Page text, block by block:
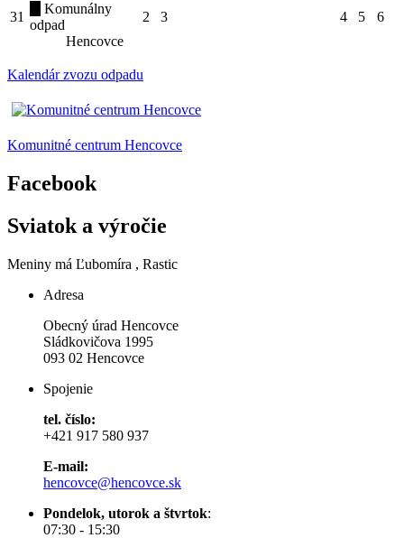
31
Komunálny
odpad
Hencovce
2 3 4 5 6
Kalendár zvozu odpadu
Komunitné centrum Hencovce
Facebook
Sviatok a výročie
Meniny má Ľubomíra , Rastic
Adresa
Obecný úrad Hencovce
Sládkovičova 1995
093 02 Hencovce
Spojenie
tel. číslo:
+421 917 580 937
E-mail:
hencovce@hencovce.sk
Pondelok, utorok a štvrtok:
07:30 - 15:30